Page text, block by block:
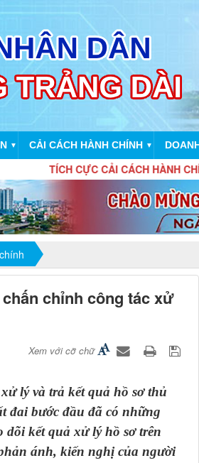
▼ CẢI CÁCH HÀNH CHÍNH ▼
TÍCH CỰC CẢI CÁCH HÀNH CHÍNH,
chỉnh công tác xử
Xem với cỡ chữ
lý và trả kết quả hồ sơ thủ
đai bước đầu đã có những
dõi kết quả xử lý hồ sơ trên
ánh, kiến nghị của người